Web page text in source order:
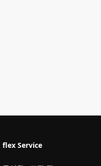
flex Service